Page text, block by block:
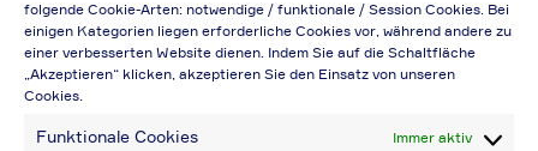
folgende Cookie-Arten: notwendige / funktionale / Session Cookies. Bei
einigen Kategorien liegen erforderliche Cookies vor, während andere zu
einer verbesserten Website dienen. Indem Sie auf die Schaltfläche
„Akzeptieren“ klicken, akzeptieren Sie den Einsatz von unseren
Cookies.
Funktionale Cookies Immer aktiv
Handelsbetriebe (Netto-Preis, ohne
Rabattabzug)
Falls durch Falschangaben im Bestellformular